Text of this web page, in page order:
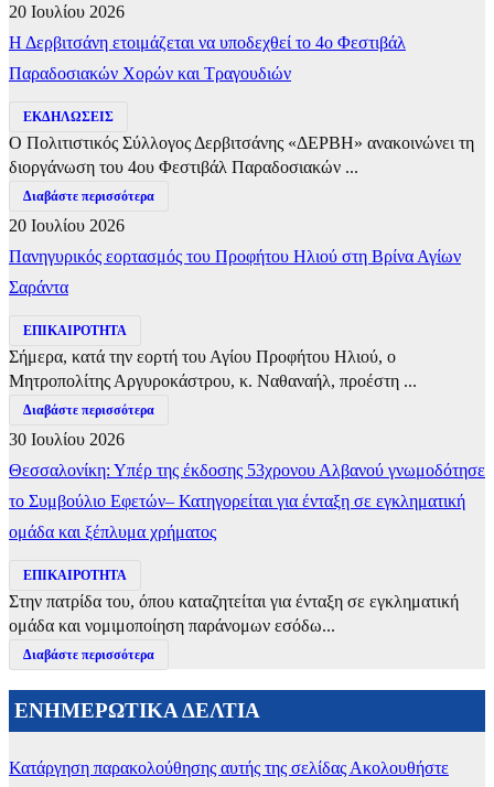
20 Ιουλίου 2026
Η Δερβιτσάνη ετοιμάζεται να υποδεχθεί το 4ο Φεστιβάλ
Παραδοσιακών Χορών και Τραγουδιών
ΕΚΔΗΛΩΣΕΙΣ
Ο Πολιτιστικός Σύλλογος Δερβιτσάνης «ΔΕΡΒΗ» ανακοινώνει τη
διοργάνωση του 4ου Φεστιβάλ Παραδοσιακών ...
Διαβάστε περισσότερα
20 Ιουλίου 2026
Πανηγυρικός εορτασμός του Προφήτου Ηλιού στη Βρίνα Αγίων
Σαράντα
ΕΠΙΚΑΙΡΟΤΗΤΑ
Σήμερα, κατά την εορτή του Αγίου Προφήτου Ηλιού, ο
Μητροπολίτης Αργυροκάστρου, κ. Ναθαναήλ, προέστη ...
Διαβάστε περισσότερα
30 Ιουλίου 2026
Θεσσαλονίκη: Υπέρ της έκδοσης 53χρονου Αλβανού γνωμοδότησε
το Συμβούλιο Εφετών– Κατηγορείται για ένταξη σε εγκληματική
ομάδα και ξέπλυμα χρήματος
ΕΠΙΚΑΙΡΟΤΗΤΑ
Στην πατρίδα του, όπου καταζητείται για ένταξη σε εγκληματική
ομάδα και νομιμοποίηση παράνομων εσόδω...
Διαβάστε περισσότερα
ΕΝΗΜΕΡΩΤΙΚΑ ΔΕΛΤΙΑ
Κατάργηση παρακολούθησης αυτής της σελίδας Ακολουθήστε